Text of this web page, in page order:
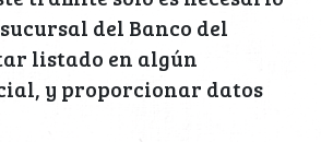
del Banco del
listado en algún
y proporcionar datos